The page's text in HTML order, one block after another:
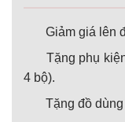
Giảm giá lên
Tặng phụ
4 bộ).
Tặng đồ